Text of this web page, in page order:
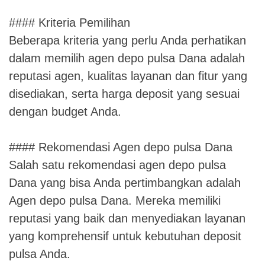
#### Kriteria Pemilihan
Beberapa kriteria yang perlu Anda perhatikan
dalam memilih agen depo pulsa Dana adalah
reputasi agen, kualitas layanan dan fitur yang
disediakan, serta harga deposit yang sesuai
dengan budget Anda.
#### Rekomendasi Agen depo pulsa Dana
Salah satu rekomendasi agen depo pulsa
Dana yang bisa Anda pertimbangkan adalah
Agen depo pulsa Dana. Mereka memiliki
reputasi yang baik dan menyediakan layanan
yang komprehensif untuk kebutuhan deposit
pulsa Anda.